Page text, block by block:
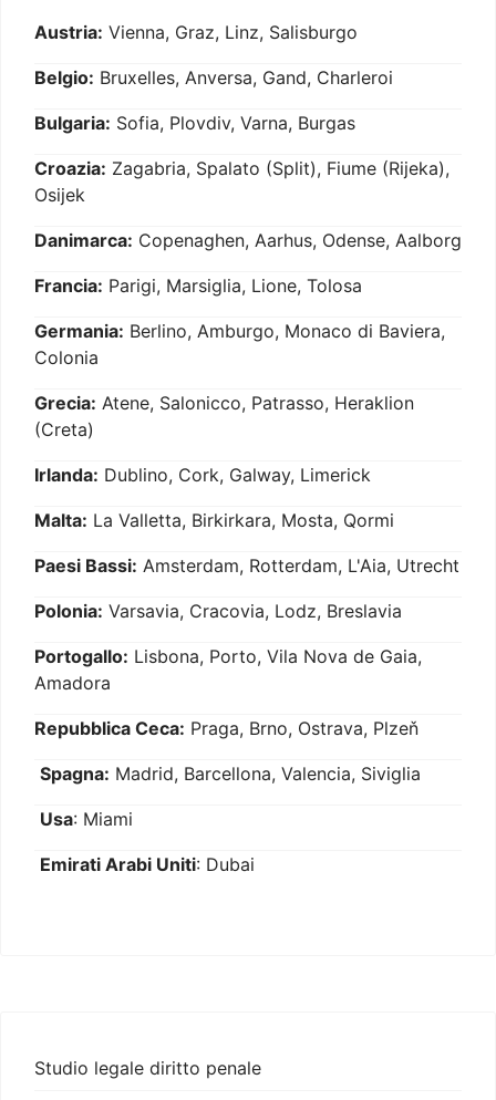
Austria: Vienna, Graz, Linz, Salisburgo
Belgio: Bruxelles, Anversa, Gand, Charleroi
Bulgaria: Sofia, Plovdiv, Varna, Burgas
Croazia: Zagabria, Spalato (Split), Fiume (Rijeka),
Osijek
Danimarca: Copenaghen, Aarhus, Odense, Aalborg
Francia: Parigi, Marsiglia, Lione, Tolosa
Germania: Berlino, Amburgo, Monaco di Baviera,
Colonia
Grecia: Atene, Salonicco, Patrasso, Heraklion
(Creta)
Irlanda: Dublino, Cork, Galway, Limerick
Malta: La Valletta, Birkirkara, Mosta, Qormi
Paesi Bassi: Amsterdam, Rotterdam, L'Aia, Utrecht
Polonia: Varsavia, Cracovia, Lodz, Breslavia
Portogallo: Lisbona, Porto, Vila Nova de Gaia,
Amadora
Repubblica Ceca: Praga, Brno, Ostrava, Plzeň
Spagna: Madrid, Barcellona, Valencia, Siviglia
Usa: Miami
Emirati Arabi Uniti: Dubai
Studio legale diritto penale